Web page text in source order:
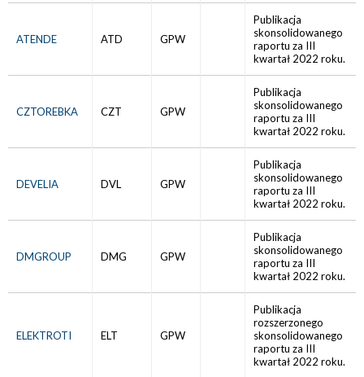
ATENDE ATD GPW
Publikacja
skonsolidowanego
raportu za III
kwartał 2022 roku.
CZTOREBKA CZT GPW
Publikacja
skonsolidowanego
raportu za III
kwartał 2022 roku.
DEVELIA DVL GPW
Publikacja
skonsolidowanego
raportu za III
kwartał 2022 roku.
DMGROUP DMG GPW
Publikacja
skonsolidowanego
raportu za III
kwartał 2022 roku.
ELEKTROTI ELT GPW
Publikacja
rozszerzonego
skonsolidowanego
raportu za III
kwartał 2022 roku.